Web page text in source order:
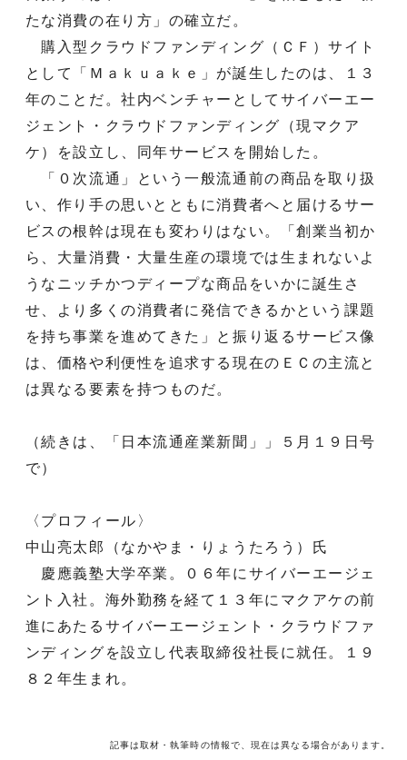
たな消費の在り方」の確立だ。
購入型クラウドファンディング（ＣＦ）サイト
として「Ｍａｋｕａｋｅ」が誕生したのは、１３
年のことだ。社内ベンチャーとしてサイバーエー
ジェント・クラウドファンディング（現マクア
ケ）を設立し、同年サービスを開始した。
「０次流通」という一般流通前の商品を取り扱
い、作り手の思いとともに消費者へと届けるサー
ビスの根幹は現在も変わりはない。「創業当初か
ら、大量消費・大量生産の環境では生まれないよ
うなニッチかつディープな商品をいかに誕生さ
せ、より多くの消費者に発信できるかという課題
を持ち事業を進めてきた」と振り返るサービス像
は、価格や利便性を追求する現在のＥＣの主流と
は異なる要素を持つものだ。
（続きは、「日本流通産業新聞」」５月１９日号
で）
〈プロフィール〉
中山亮太郎（なかやま・りょうたろう）氏
慶應義塾大学卒業。０６年にサイバーエージェ
ント入社。海外勤務を経て１３年にマクアケの前
進にあたるサイバーエージェント・クラウドファ
ンディングを設立し代表取締役社長に就任。１９
８２年生まれ。
記事は取材・執筆時の情報で、現在は異なる場合があります。